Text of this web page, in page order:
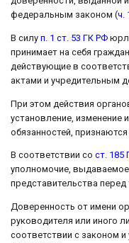
федеральным законом (ч.
В силу п. 1 ст. 53 ГК РФ
принимает на себя
действующие в
актами и учредительным
При этом действия
установление, изменение
обязанностей,
В соответствии со ст. 185
уполномочие,
представительства
Доверенность от имени
руководителя или иного
соответствии с законом